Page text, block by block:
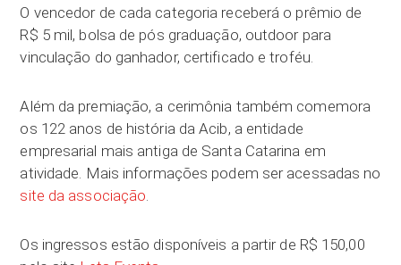
O vencedor de cada categoria receberá o prêmio de
R$ 5 mil, bolsa de pós graduação, outdoor para
vinculação do ganhador, certificado e troféu.
Além da premiação, a cerimônia também comemora
os 122 anos de história da Acib, a entidade
empresarial mais antiga de Santa Catarina em
atividade. Mais informações podem ser acessadas no
site da associação.
Os ingressos estão disponíveis a partir de R$ 150,00